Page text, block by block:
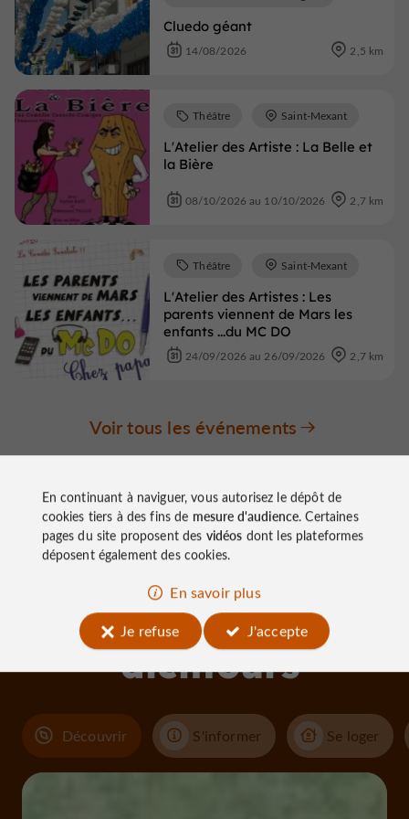
Cluedo géant
14/08/2026 2,5 km
L'Atelier des Artiste : La Belle et
la Bière
Théâtre Saint-Mexant
08/10/2026 au 10/10/2026 2,7 km
L'Atelier des Artistes : Les
parents viennent de Mars les
enfants ...du MC DO
Théâtre Saint-Mexant
24/09/2026 au 26/09/2026 2,7 km
Voir tous les événements
À découvrir
aux
alentours
Découvrir S'informer Se loger
En continuant à naviguer, vous autorisez le dépôt de
cookies tiers à des fins de mesure d'audience. Certaines
pages du site proposent des vidéos dont les plateformes
déposent également des cookies.
En savoir plus
Je refuse
J'accepte